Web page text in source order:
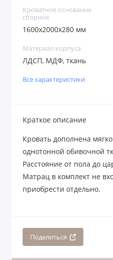
Кроватное основание
сборное
1600х2000х280 мм
Материал корпуса
ЛДСП, МДФ, ткань
Все характеристики
Краткое описание
Кровать дополнена
однотонной обивочной
Расстояние от пола до
Матрац в комплект не
приобрести отдельно.
Поделиться